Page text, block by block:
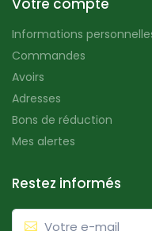
Votre compte
Informations
Commandes
Avoirs
Adresses
Bons de réduction
Mes alertes
Restez informés